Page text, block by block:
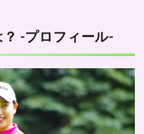
-プロフィール-